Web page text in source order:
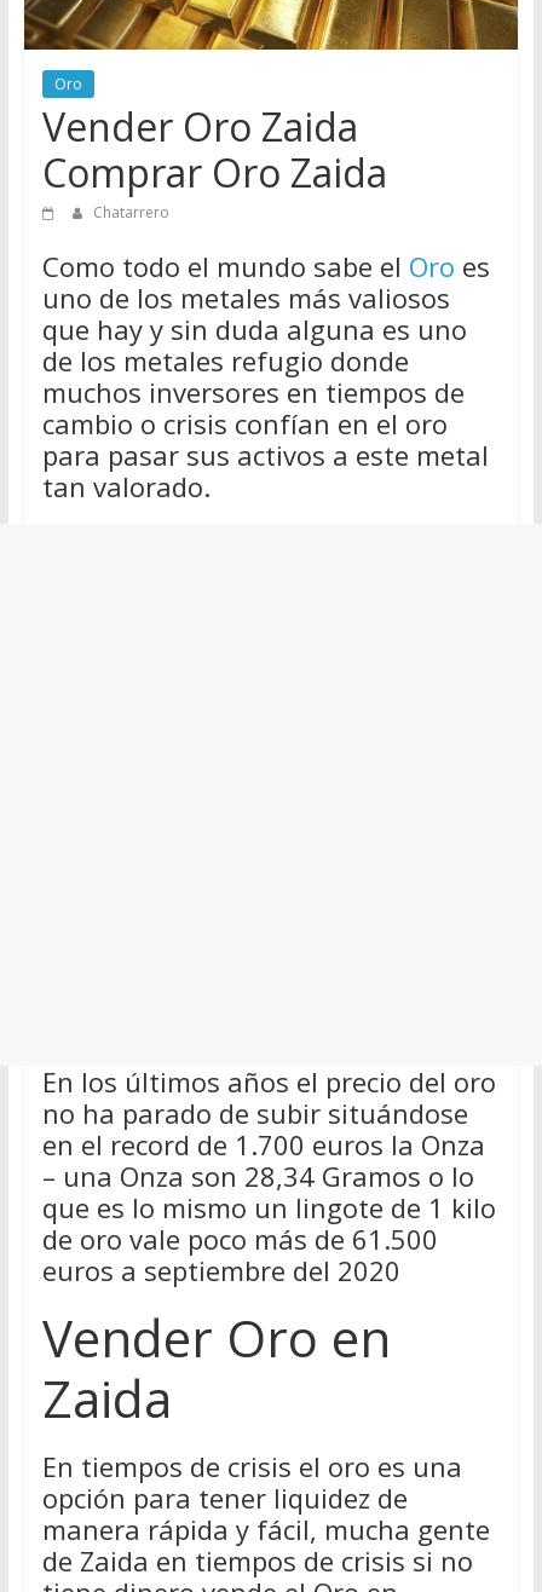
de
Chatarreros
para
vender
Chatarra
Oro
Vender Oro Zaida
Comprar Oro Zaida
Chatarrero
Como todo el mundo sabe el Oro es
uno de los metales más valiosos
que hay y sin duda alguna es uno
de los metales refugio donde
muchos inversores en tiempos de
cambio o crisis confían en el oro
para pasar sus activos a este metal
tan valorado.
En los últimos años el precio del oro
no ha parado de subir situándose
en el record de 1.700 euros la Onza
– una Onza son 28,34 Gramos o lo
que es lo mismo un lingote de 1 kilo
de oro vale poco más de 61.500
euros a septiembre del 2020
Vender Oro en
Zaida
En tiempos de crisis el oro es una
opción para tener liquidez de
manera rápida y fácil, mucha gente
de Zaida en tiempos de crisis si no